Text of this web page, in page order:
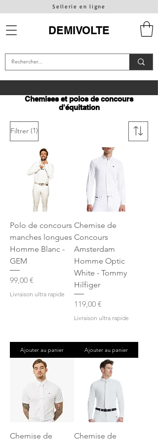
Sellerie en ligne
DEMIVOLTE
Chemises et polos de concours
d'équitation
Filtrer (1)
Polo de concours
manches longues
Homme Blanc -
GEM
Prix
99,00 €
Livraison ultra rapide
Ajouter au panier
Chemise de
Concours
Amsterdam
Homme Optic
White - Tommy
Hilfiger
Prix
119,00 €
Livraison ultra rapide
Ajouter au panier
Chemise de
Chemise de